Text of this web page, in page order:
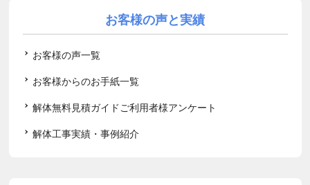
お客様の声と実績
お客様の声一覧
お客様からのお手紙一覧
解体無料見積ガイドご利用者様アンケート
解体工事実績・事例紹介